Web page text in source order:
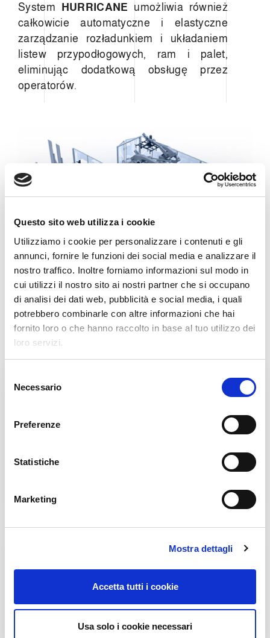
Questo sito web utilizza i cookie
Utilizziamo i cookie per personalizzare i contenuti e gli
annunci, fornire le funzioni dei social media e analizzare il
nostro traffico. Inoltre forniamo informazioni sul modo in
cui utilizzi il nostro sito ai nostri partner che si occupano
di analisi dei dati web, pubblicità e social media, i quali
potrebbero combinarle con altre informazioni che hai
fornito loro o che hanno raccolto in base al tuo utilizzo dei
loro servizi.
Necessario
Preferenze
Statistiche
Marketing
Mostra dettagli
Accetta tutti i cookie
Usa solo i cookie necessari
System HURRICANE umożliwia również
całkowicie automatyczne i elastyczne
zarządzanie rozładunkiem i układaniem
listew przypodłogowych, ram i palet,
eliminując dodatkową obsługę przez
operatorów.